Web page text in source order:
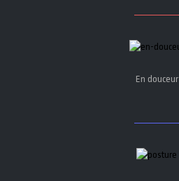
En douceur